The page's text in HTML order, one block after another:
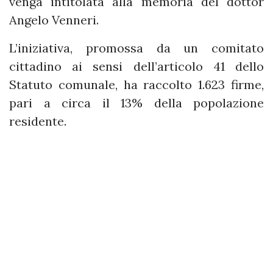
Angelo Venneri.
L’iniziativa, promossa da un comitato
cittadino ai sensi dell’articolo 41 dello
Statuto comunale, ha raccolto 1.623 firme,
pari a circa il 13% della popolazione
residente.